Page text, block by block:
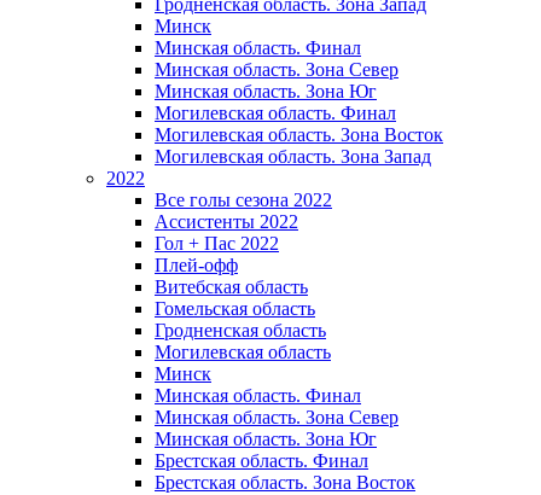
Гродненская область. Зона Запад
Минск
Минская область. Финал
Минская область. Зона Север
Минская область. Зона Юг
Могилевская область. Финал
Могилевская область. Зона Восток
Могилевская область. Зона Запад
2022
Все голы сезона 2022
Ассистенты 2022
Гол + Пас 2022
Плей-офф
Витебская область
Гомельская область
Гродненская область
Могилевская область
Минск
Mинская область. Финал
Минская область. Зона Север
Минская область. Зона Юг
Брестская область. Финал
Брестская область. Зона Восток